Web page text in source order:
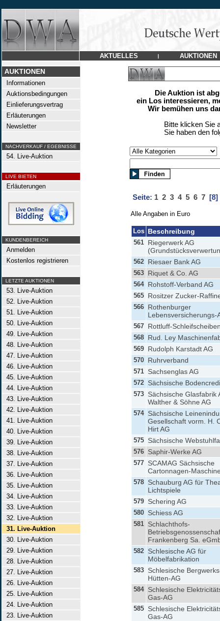
AKTUELLES | AUKTIONEN
AUKTIONEN
Informationen
Auktionsbedingungen
Einlieferungsvertrag
Erläuterungen
Newsletter
NACHVERKAUF / EGEBNISSE
54. Live-Auktion
LIVE BIETEN
Erläuterungen
KUNDENBEREICH
Anmelden
Kostenlos registrieren
LETZTE AUKTIONEN
53. Live-Auktion
52. Live-Auktion
51. Live-Auktion
50. Live-Auktion
49. Live-Auktion
48. Live-Auktion
47. Live-Auktion
46. Live-Auktion
45. Live-Auktion
44. Live-Auktion
43. Live-Auktion
42. Live-Auktion
41. Live-Auktion
40. Live-Auktion
39. Live-Auktion
38. Live-Auktion
37. Live-Auktion
36. Live-Auktion
35. Live-Auktion
34. Live-Auktion
33. Live-Auktion
32. Live-Auktion
31. Live-Auktion
30. Live-Auktion
29. Live-Auktion
28. Live-Auktion
27. Live-Auktion
26. Live-Auktion
25. Live-Auktion
24. Live-Auktion
23. Live-Auktion
Die Auktion ist
ein Los interessieren,
Wir bemühen uns
Bitte klicken Sie
Sie haben den
Seite: 1 2 3 4 5 6 7 [8]
Alle Angaben in Euro
Los Beschreibung
561 Riegerwerk AG
562 Riesaer Bank AG
563 Riquet & Co. AG
564 Rohstoff-Verband AG
565 Rositzer Zucker-
566 Rothenburger
Lebensversicherungs-
567 Rottluff-
568 Rud. Ley
569 Rudolph Karstadt AG
570 Ruhrverband
571 Sachsenglas AG
572 Sächsische
573 Sächsische Glasfabrik
Walther & Söhne AG
574 Sächsische
Gesellschaft vorm. H.
Hirt AG
575 Sächsische
576 Saphir-Werke AG
577 SCAMAG Sächsische
Cartonnagen-
578 Schauburg AG für
Lichtspiele
579 Schering AG
580 Schiess AG
581 Schlachthofs-
Frankenberg Sa.
582 Schlesische AG für
Möbelfabrikation
583 Schlesische
Hütten-AG
584 Schlesische
Gas-AG
585 Schlesische
Gas-AG